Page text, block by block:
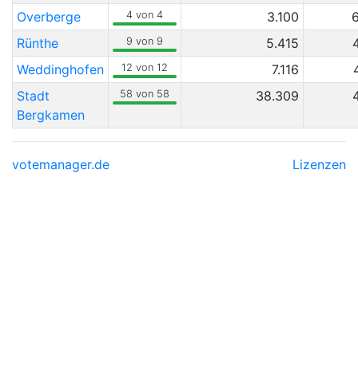
Overberge
4 von 4 3.100
Rünthe
9 von 9 5.415
Weddinghofen
12 von 12 7.116
Stadt
Bergkamen
58 von 58 38.309
votemanager.de Lizenzen